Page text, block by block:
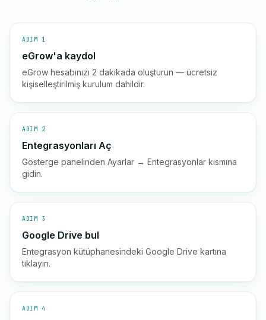
ADIM 1
eGrow'a kaydol
eGrow hesabınızı 2 dakikada oluşturun — ücretsiz
kişiselleştirilmiş kurulum dahildir.
ADIM 2
Entegrasyonları Aç
Gösterge panelinden Ayarlar → Entegrasyonlar kısmına
gidin.
ADIM 3
Google Drive bul
Entegrasyon kütüphanesindeki Google Drive kartına
tıklayın.
ADIM 4